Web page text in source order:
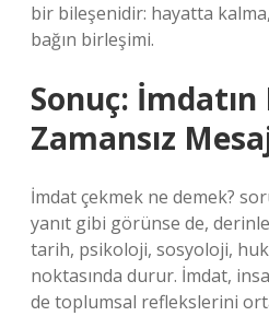
bir bileşenidir: hayatta
bağın birleşimi.
Sonuç:
Zamansız
İmdat çekmek ne demek?
yanıt gibi görünse de,
tarih, psikoloji, sosyoloji,
noktasında durur. İmdat,
de toplumsal reflekslerini